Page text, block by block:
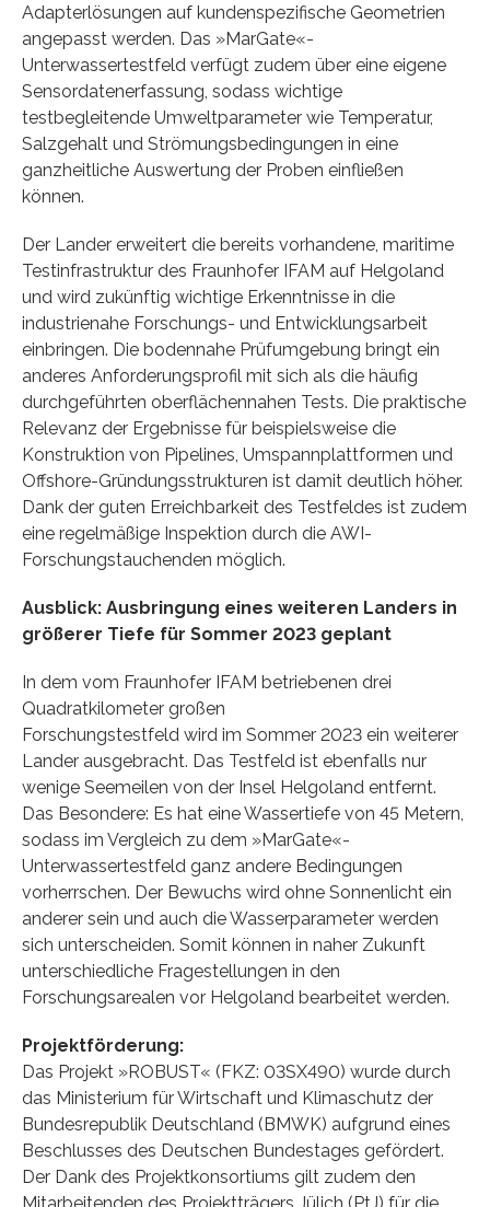
Adapterlösungen auf kundenspezifische Geometrien
angepasst werden. Das »MarGate«-
Unterwassertestfeld verfügt zudem über eine eigene
Sensordatenerfassung, sodass wichtige
testbegleitende Umweltparameter wie Temperatur,
Salzgehalt und Strömungsbedingungen in eine
ganzheitliche Auswertung der Proben einfließen
können.
Der Lander erweitert die bereits vorhandene, maritime
Testinfrastruktur des Fraunhofer IFAM auf Helgoland
und wird zukünftig wichtige Erkenntnisse in die
industrienahe Forschungs- und Entwicklungsarbeit
einbringen. Die bodennahe Prüfumgebung bringt ein
anderes Anforderungsprofil mit sich als die häufig
durchgeführten oberflächennahen Tests. Die praktische
Relevanz der Ergebnisse für beispielsweise die
Konstruktion von Pipelines, Umspannplattformen und
Offshore-Gründungsstrukturen ist damit deutlich höher.
Dank der guten Erreichbarkeit des Testfeldes ist zudem
eine regelmäßige Inspektion durch die AWI-
Forschungstauchenden möglich.
Ausblick: Ausbringung eines weiteren Landers in
größerer Tiefe für Sommer 2023 geplant
In dem vom Fraunhofer IFAM betriebenen drei
Quadratkilometer großen
Forschungstestfeld wird im Sommer 2023 ein weiterer
Lander ausgebracht. Das Testfeld ist ebenfalls nur
wenige Seemeilen von der Insel Helgoland entfernt.
Das Besondere: Es hat eine Wassertiefe von 45 Metern,
sodass im Vergleich zu dem »MarGate«-
Unterwassertestfeld ganz andere Bedingungen
vorherrschen. Der Bewuchs wird ohne Sonnenlicht ein
anderer sein und auch die Wasserparameter werden
sich unterscheiden. Somit können in naher Zukunft
unterschiedliche Fragestellungen in den
Forschungsarealen vor Helgoland bearbeitet werden.
Projektförderung:
Das Projekt »ROBUST« (FKZ: 03SX490) wurde durch
das Ministerium für Wirtschaft und Klimaschutz der
Bundesrepublik Deutschland (BMWK) aufgrund eines
Beschlusses des Deutschen Bundestages gefördert.
Der Dank des Projektkonsortiums gilt zudem den